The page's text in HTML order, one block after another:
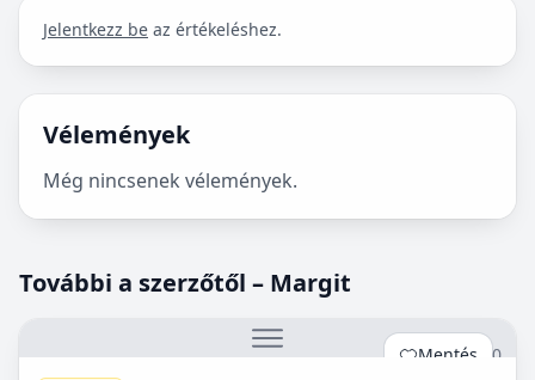
Jelentkezz be az értékeléshez.
Vélemények
Még nincsenek vélemények.
További a szerzőtől – Margit
Mentés 0